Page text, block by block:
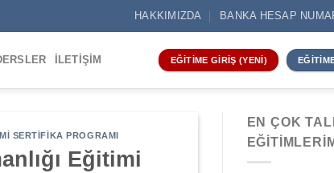
HAKKIMIZDA BANKA HESAP
İLETIŞIM EĞITIME GIRIŞ (YENI)
SERTIFIKA PROGRAMI
Eğitimi
EN ÇOK